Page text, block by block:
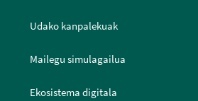
Udako kanpalekuak
Mailegu simulagailua
Ekosistema digitala